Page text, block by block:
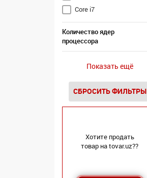
Core i7
Количество ядер
процессора
Показать ещё
СБРОСИТЬ ФИЛЬТРЫ
Хотите продать
товар на tovar.uz??